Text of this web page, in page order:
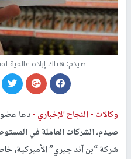
صيدم: هناك إرادة عالمية
وكالات -النجاح الإخباري -دعا عضو
صيدم، الشركات العاملة في
شركة “بن آند جيري” الأميركية،